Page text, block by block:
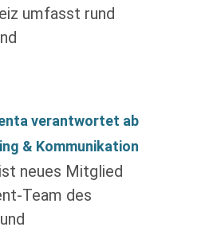
umfasst rund
verantwortet ab
& Kommunikation
neues Mitglied
Team des